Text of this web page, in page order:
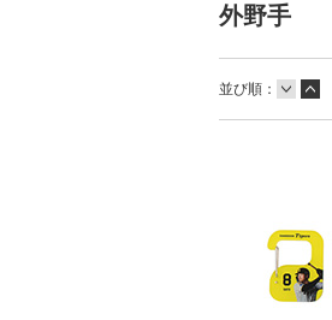
外野手
並び順：